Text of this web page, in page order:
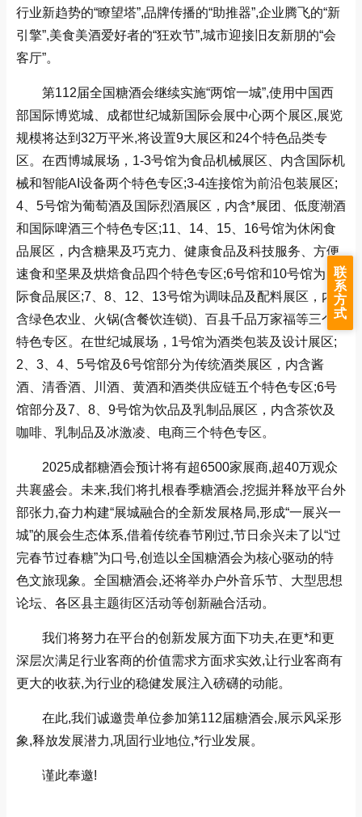
行业新趋势的“瞭望塔”,品牌传播的“助推器”,企业腾飞的“新
引擎”,美食美酒爱好者的“狂欢节”,城市迎接旧友新朋的“会
客厅”。
第112届全国糖酒会继续实施“两馆一城”,使用中国西
部国际博览城、成都世纪城新国际会展中心两个展区,展览
规模将达到32万平米,将设置9大展区和24个特色品类专
区。在西博城展场，1-3号馆为食品机械展区、内含国际机
械和智能AI设备两个特色专区;3-4连接馆为前沿包装展区;
4、5号馆为葡萄酒及国际烈酒展区，内含*展团、低度潮酒
和国际啤酒三个特色专区;11、14、15、16号馆为休闲食
品展区，内含糖果及巧克力、健康食品及科技服务、方便
速食和坚果及烘焙食品四个特色专区;6号馆和10号馆为国
际食品展区;7、8、12、13号馆为调味品及配料展区，内
含绿色农业、火锅(含餐饮连锁)、百县千品万家福等三个
特色专区。在世纪城展场，1号馆为酒类包装及设计展区;
2、3、4、5号馆及6号馆部分为传统酒类展区，内含酱
酒、清香酒、川酒、黄酒和酒类供应链五个特色专区;6号
馆部分及7、8、9号馆为饮品及乳制品展区，内含茶饮及
咖啡、乳制品及冰激凌、电商三个特色专区。
2025成都糖酒会预计将有超6500家展商,超40万观众
共襄盛会。未来,我们将扎根春季糖酒会,挖掘并释放平台外
部张力,奋力构建“展城融合的全新发展格局,形成“一展兴一
城”的展会生态体系,借着传统春节刚过,节日余兴未了以“过
完春节过春糖”为口号,创造以全国糖酒会为核心驱动的特
色文旅现象。全国糖酒会,还将举办户外音乐节、大型思想
论坛、各区县主题街区活动等创新融合活动。
我们将努力在平台的创新发展方面下功夫,在更*和更
深层次满足行业客商的价值需求方面求实效,让行业客商有
更大的收获,为行业的稳健发展注入磅礴的动能。
在此,我们诚邀贵单位参加第112届糖酒会,展示风采形
象,释放发展潜力,巩固行业地位,*行业发展。
谨此奉邀!
联
系
方
式